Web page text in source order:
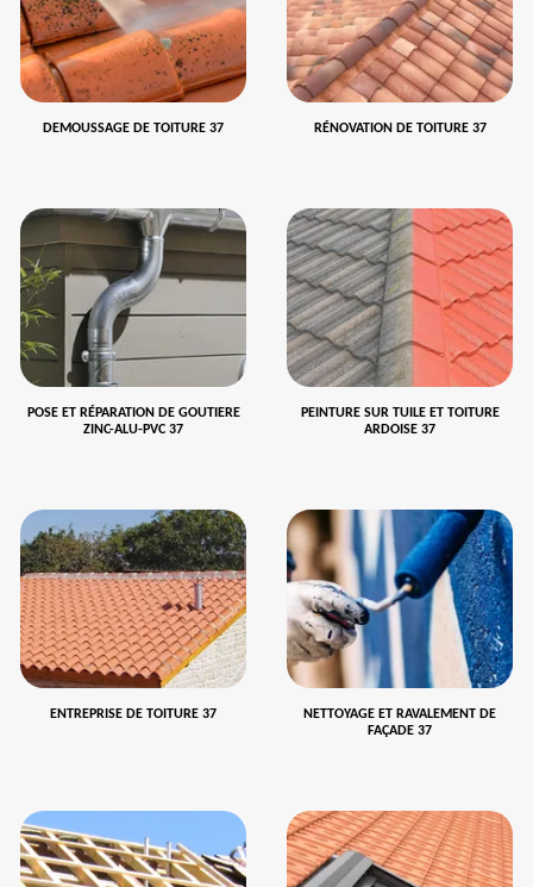
DEMOUSSAGE DE TOITURE 37 RÉNOVATION DE TOITURE 37
POSE ET RÉPARATION DE GOUTIERE
ZINC-ALU-PVC 37
PEINTURE SUR TUILE ET TOITURE
ARDOISE 37
ENTREPRISE DE TOITURE 37
NETTOYAGE ET RAVALEMENT DE
FAÇADE 37